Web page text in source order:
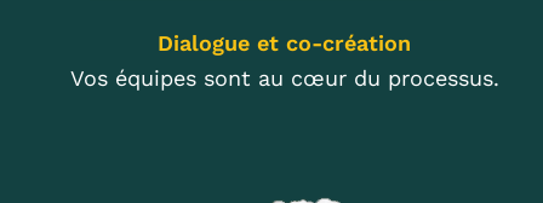
Dialogue et co-création
Vos équipes sont au cœur du processus.